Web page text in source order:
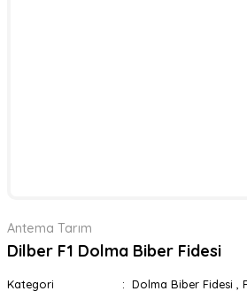
Antema Tarım
Dilber F1 Dolma Biber Fidesi
Kategori Dolma Biber Fidesi